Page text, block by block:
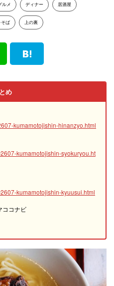
ルメ ディナー 居酒屋
そば 上の裏
め
kumamotojishin-hinanzyo.html
kumamotojishin-syokuryou.ht
kumamotojishin-kyuusui.html
ココナビ